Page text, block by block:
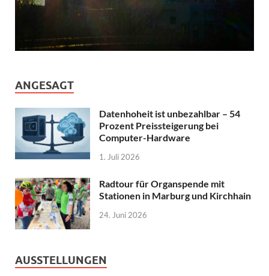
ANGESAGT
Datenhoheit ist unbezahlbar – 54
Prozent Preissteigerung bei
Computer-Hardware
1. Juli 2026
Radtour für Organspende mit
Stationen in Marburg und Kirchhain
24. Juni 2026
AUSSTELLUNGEN